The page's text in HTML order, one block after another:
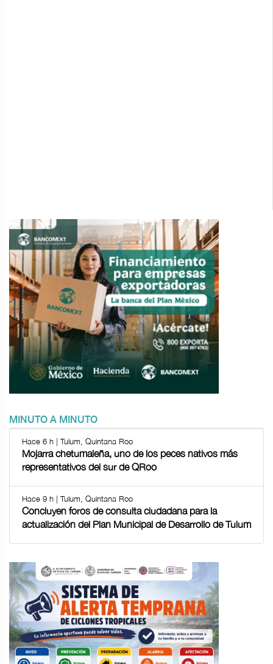
MINUTO A MINUTO
Hace 6 h | Tulum, Quintana Roo
Mojarra chetumaleña, uno de los peces nativos más
representativos del sur de QRoo
Hace 9 h | Tulum, Quintana Roo
Concluyen foros de consulta ciudadana para la
actualización del Plan Municipal de Desarrollo de Tulum